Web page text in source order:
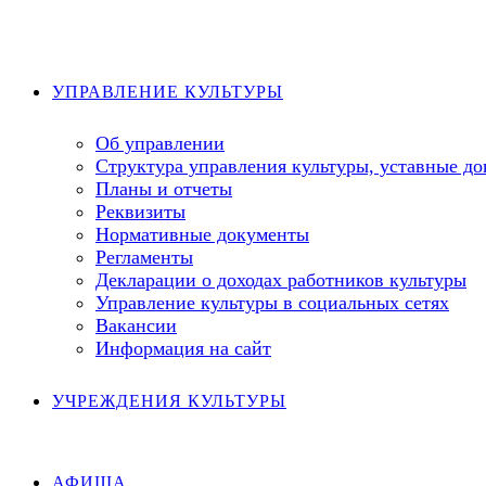
УПРАВЛЕНИЕ КУЛЬТУРЫ
Об управлении
Структура управления культуры, уставные
Планы и отчеты
Реквизиты
Нормативные документы
Регламенты
Декларации о доходах работников культуры
Управление культуры в социальных сетях
Вакансии
Информация на сайт
УЧРЕЖДЕНИЯ КУЛЬТУРЫ
АФИША